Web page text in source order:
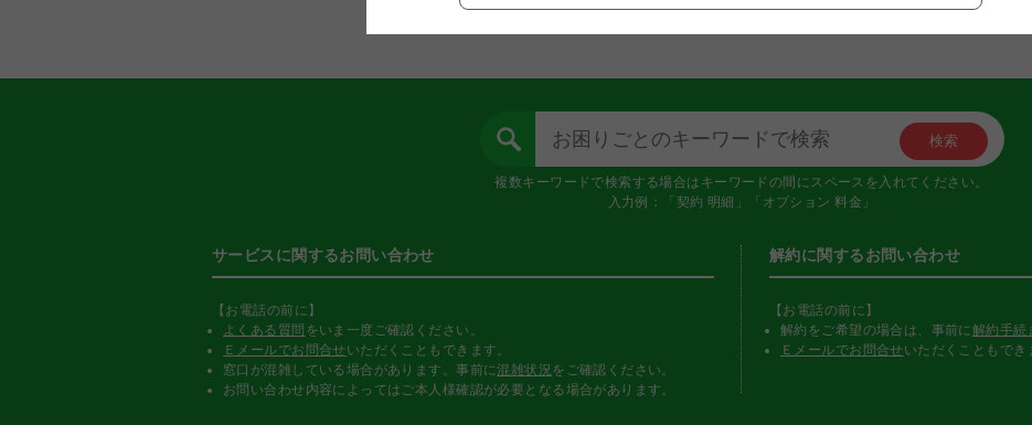
複数キーワードで検索する場合はキーワードの間にスペースを入れてください。
入力例：「契約 明細」「オプション 料金」
サービスに関するお問い合わせ
【お電話の前に】
よくある質問 をいま一度ご確認ください。
Ｅメールでお問合せ いただくこともできます。
窓口が混雑している場合があります。事前に混雑状況をご確認ください。
お問い合わせ内容によってはご本人様確認が必要となる場合があります。
解約に関するお問い合わせ
【お電話の前に】
解約をご希望の場合は、事前に解約手続
Ｅメールでお問合せ いただくこともでき